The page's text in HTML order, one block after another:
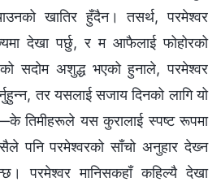
खातिर हुँदैन। तसर्थ, परमेश्‍वर
देखा पर्छु, र म आफैलाई फोहोरको
सदोम अशुद्ध भएको हुनाले, परमेश्‍वर
तर यसलाई सजाय दिनको लागि यो
तिमीहरूले यस कुरालाई स्पष्‍ट रूपमा
पनि परमेश्‍वरको साँचो अनुहार देख्‍न
परमेश्‍वर मानिसकहाँ कहिल्यै देखा